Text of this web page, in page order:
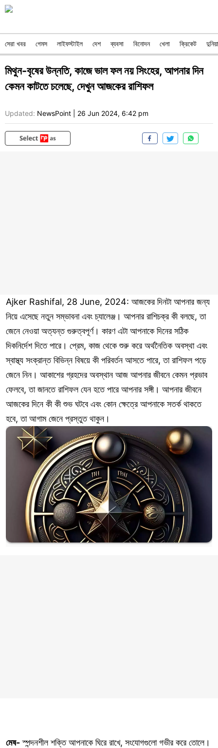
সেরা খবর গেমস লাইফস্টাইল দেশ ব্যবসা বিনোদন খেলা ক্রিকেট দুনিয়া
মিথুন-বৃষের উন্নতি, কাজে ভাল ফল নয় সিংহের, আপনার দিন
কেমন কাটতে চলেছে, দেখুন আজকের রাশিফল
Updated: NewsPoint 26 Jun 2024, 6:42 pm
Ajker Rashifal, 28 June, 2024: আজকের দিনটা আপনার জন্য
নিয়ে এসেছে নতুন সম্ভাবনা এবং চ্যালেঞ্জ। আপনার রাশিচক্র কী বলছে, তা
জেনে নেওয়া অত্যন্ত গুরুত্বপূর্ণ। কারণ এটা আপনাকে দিনের সঠিক
দিকনির্দেশ দিতে পারে। প্রেম, কাজ থেকে শুরু করে অর্থনৈতিক অবস্থা এবং
স্বাস্থ্য সংক্রান্ত বিভিন্ন বিষয়ে কী পরিবর্তন আসতে পারে, তা রাশিফল পড়ে
জেনে নিন। আকাশের গ্রহদের অবস্থান আজ আপনার জীবনে কেমন প্রভাব
ফেলবে, তা জানতে রাশিফল যেন হতে পারে আপনার সঙ্গী। আপনার জীবনে
আজকের দিনে কী কী শুভ ঘটবে এবং কোন ক্ষেত্রে আপনাকে সতর্ক থাকতে
হবে, তা আগাম জেনে প্রস্তুত থাকুন।
মেষ-স্পন্দনশীল শক্তি আপনাকে ঘিরে রাখে, সংযোগগুলো গভীর করে তোলে।